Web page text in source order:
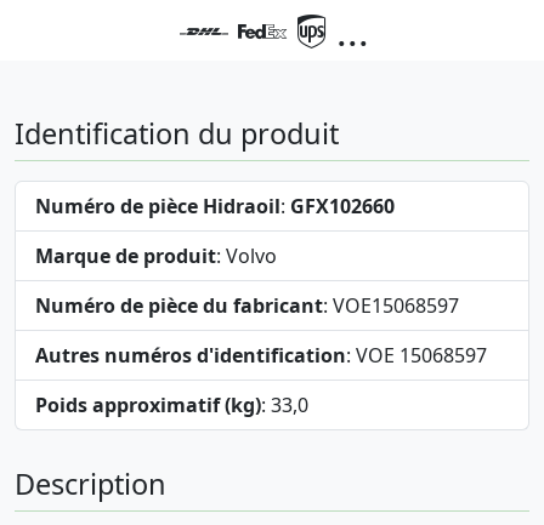
...
Identification du produit
Numéro de pièce Hidraoil: GFX102660
Marque de produit: Volvo
Numéro de pièce du fabricant: VOE15068597
Autres numéros d'identification: VOE 15068597
Poids approximatif (kg): 33,0
Description